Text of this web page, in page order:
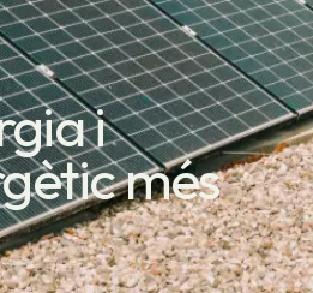
i
més